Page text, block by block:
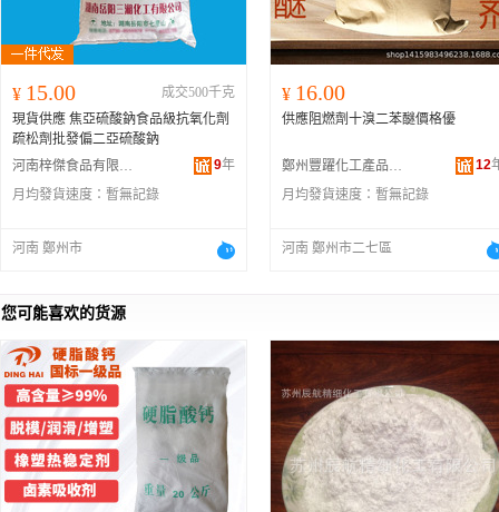
¥ 15.00
成交500千克
現貨供應 焦亞硫酸鈉食品級抗氧化劑
疏松劑批發偏二亞硫酸鈉
河南梓傑食品有限公司
9年
月均發貨速度： 暫無記錄
河南 鄭州市
¥ 16.00
供應阻燃劑十溴二苯醚價格優
鄭州豐躍化工產品有限公司 12
月均發貨速度： 暫無記錄
河南 鄭州市二七區
您可能喜欢的货源